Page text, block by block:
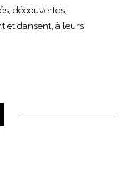
découvertes,
et dansent, à leurs